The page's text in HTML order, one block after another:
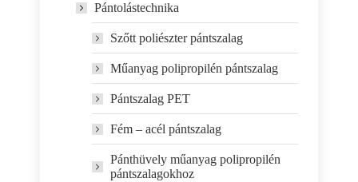
Pántolástechnika
Szőtt poliészter pántszalag
Műanyag polipropilén pántszalag
Pántszalag PET
Fém – acél pántszalag
Pánthüvely műanyag polipropilén
pántszalagokhoz